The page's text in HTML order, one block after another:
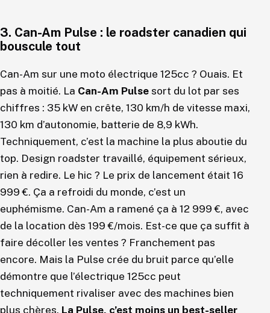
3. Can-Am Pulse : le roadster canadien qui
bouscule tout
Can-Am sur une moto électrique 125cc ? Ouais. Et
pas à moitié. La Can-Am Pulse sort du lot par ses
chiffres : 35 kW en crête, 130 km/h de vitesse maxi,
130 km d’autonomie, batterie de 8,9 kWh.
Techniquement, c’est la machine la plus aboutie du
top. Design roadster travaillé, équipement sérieux,
rien à redire. Le hic ? Le prix de lancement était 16
999 €. Ça a refroidi du monde, c’est un
euphémisme. Can-Am a ramené ça à 12 999 €, avec
de la location dès 199 €/mois. Est-ce que ça suffit à
faire décoller les ventes ? Franchement pas
encore. Mais la Pulse crée du bruit parce qu’elle
démontre que l’électrique 125cc peut
techniquement rivaliser avec des machines bien
plus chères. La Pulse, c’est moins un best-seller